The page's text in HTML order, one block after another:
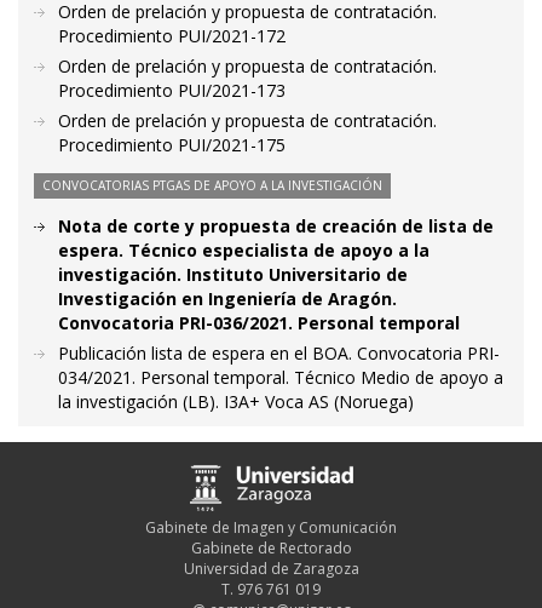
Orden de prelación y propuesta de contratación.
Procedimiento PUI/2021-172
Orden de prelación y propuesta de contratación.
Procedimiento PUI/2021-173
Orden de prelación y propuesta de contratación.
Procedimiento PUI/2021-175
CONVOCATORIAS PTGAS DE APOYO A LA INVESTIGACIÓN
Nota de corte y propuesta de creación de lista de
espera. Técnico especialista de apoyo a la
investigación. Instituto Universitario de
Investigación en Ingeniería de Aragón.
Convocatoria PRI-036/2021. Personal temporal
Publicación lista de espera en el BOA. Convocatoria PRI-
034/2021. Personal temporal. Técnico Medio de apoyo a
la investigación (LB). I3A+ Voca AS (Noruega)
Gabinete de Imagen y Comunicación
Gabinete de Rectorado
Universidad de Zaragoza
T. 976 761 019